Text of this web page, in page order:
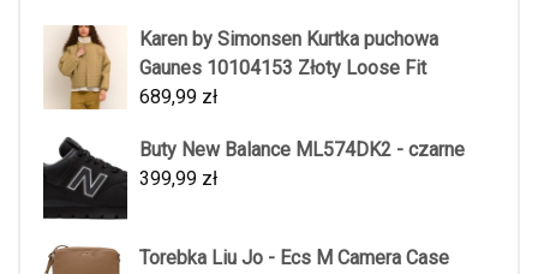
Karen by Simonsen Kurtka puchowa
Gaunes 10104153 Złoty Loose Fit
689,99 zł
Buty New Balance ML574DK2 - czarne
399,99 zł
Torebka Liu Jo - Ecs M Camera Case